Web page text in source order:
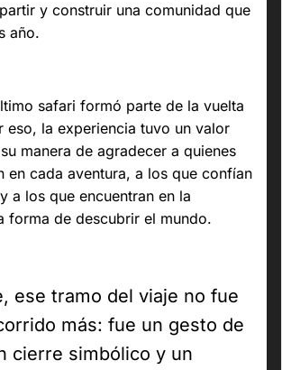
y construir una comunidad que
año.
safari formó parte de la vuelta
eso, la experiencia tuvo un valor
manera de agradecer a quienes
en cada aventura, a los que confían
a los que encuentran en la
forma de descubrir el mundo.
ese tramo del viaje no fue
más: fue un gesto de
cierre simbólico y un